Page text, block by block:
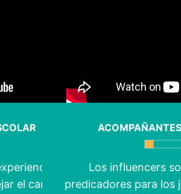
en
el carisma
Los influencers
predicadores para los